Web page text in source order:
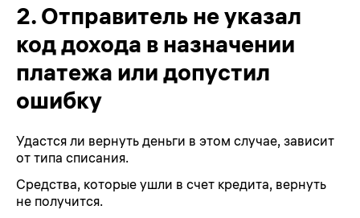
2. Отправитель не указал
код дохода в назначении
платежа или допустил
ошибку
Удастся ли вернуть деньги в этом случае, зависит
от типа списания.
Средства, которые ушли в счет кредита, вернуть
не получится.